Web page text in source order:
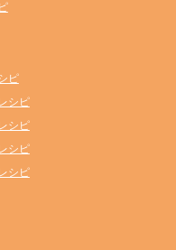
ピ
シピ
シピ
シピ
シピ